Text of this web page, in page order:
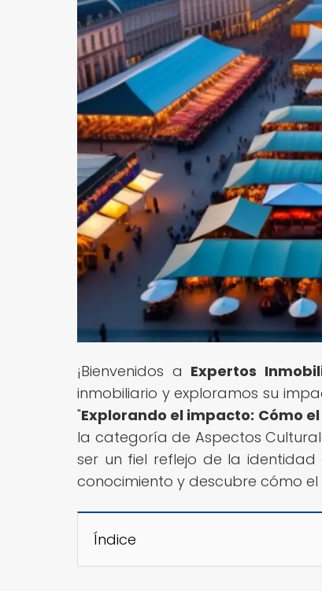
¡Bienvenidos a Expertos
inmobiliario y exploramos su
"Explorando el impacto: Cómo
la categoría de Aspectos
ser un fiel reflejo de la identidad
conocimiento y descubre cómo
Índice